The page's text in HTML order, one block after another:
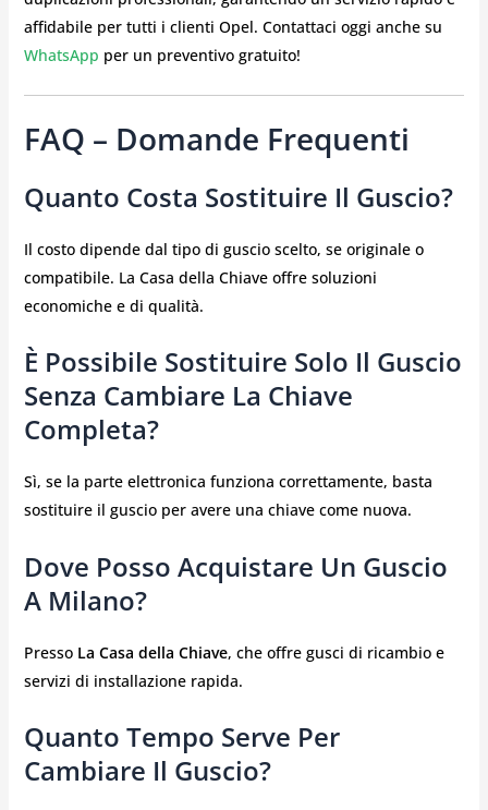
affidabile per tutti i clienti Opel. Contattaci oggi anche su
WhatsApp per un preventivo gratuito!
FAQ – Domande Frequenti
Quanto Costa Sostituire Il Guscio?
Il costo dipende dal tipo di guscio scelto, se originale o
compatibile. La Casa della Chiave offre soluzioni
economiche e di qualità.
È Possibile Sostituire Solo Il Guscio
Senza Cambiare La Chiave
Completa?
Sì, se la parte elettronica funziona correttamente, basta
sostituire il guscio per avere una chiave come nuova.
Dove Posso Acquistare Un Guscio
A Milano?
Presso La Casa della Chiave, che offre gusci di ricambio e
servizi di installazione rapida.
Quanto Tempo Serve Per
Cambiare Il Guscio?